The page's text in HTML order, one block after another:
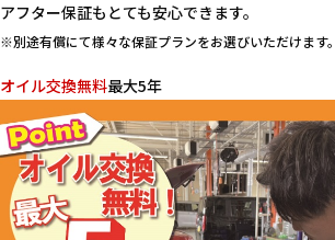
アフター保証もとても安心できます。
※別途有償にて様々な保証プランをお選びいただけます。
オイル交換無料最大5年